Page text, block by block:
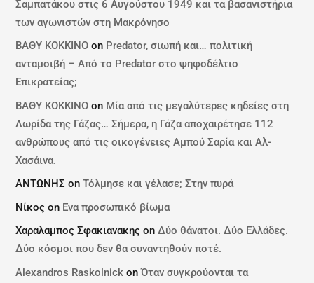
Σαμπατάκου στις 6 Αυγούστου 1949 και τα βασανιστήρια
των αγωνιστών στη Μακρόνησο
ΒΑΘΥ ΚΟΚΚΙΝΟ on Predator, σιωπή και… πολιτική
ανταμοιβή – Από το Predator στο ψηφοδέλτιο
Επικρατείας;
ΒΑΘΥ ΚΟΚΚΙΝΟ on Μία από τις μεγαλύτερες κηδείες στη
Λωρίδα της Γάζας… Σήμερα, η Γάζα αποχαιρέτησε 112
ανθρώπους από τις οικογένειες Αμπού Σαρία και Αλ-
Χασάινα.
ΑΝΤΩΝΗΣ onΤόλμησε και γέλασε; Στην πυρά
Νίκος on Ενα προσωπικό βίωμα
Χαραλαμπος Σφακιανακης onΔύο θάνατοι. Δύο Ελλάδες.
Δύο κόσμοι που δεν θα συναντηθούν ποτέ.
Alexandros Raskolnick onΌταν συγκρούονται τα